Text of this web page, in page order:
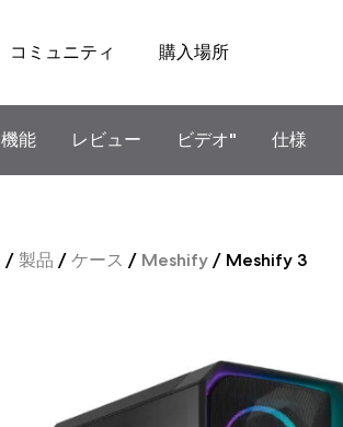
コミュニティ 購入場所
機能 レビュー ビデオ" 仕様
/製品 /ケース / Meshify/ Meshify 3